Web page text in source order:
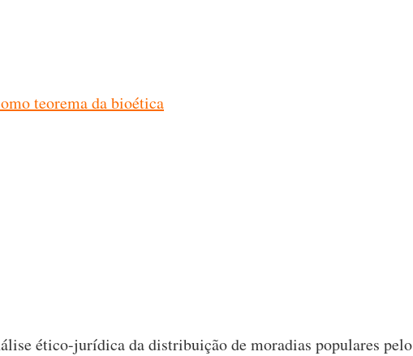
teorema da bioética
ético-jurídica da distribuição de moradias populares pelo